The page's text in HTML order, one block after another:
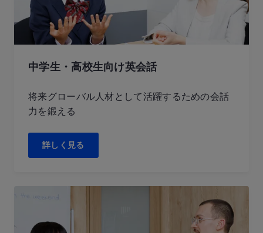
中学生・高校生向け英会話
将来グローバル人材として活躍するための会話
力を鍛える
詳しく見る